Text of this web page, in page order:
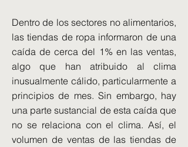
Dentro de los sectores no alimentarios,
las tiendas de ropa informaron de una
caída de cerca del 1% en las ventas,
algo que han atribuido al clima
inusualmente cálido, particularmente a
principios de mes. Sin embargo, hay
una parte sustancial de esta caída que
no se relaciona con el clima. Así, el
volumen de ventas de las tiendas de